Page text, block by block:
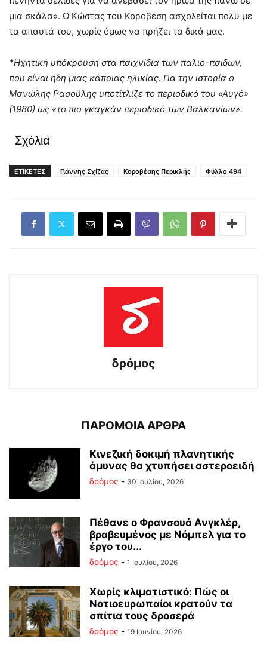
μια σκάλα». Ο Κώστας του Κοροβέση ασχολείται πολύ με
τα απαυτά του, χωρίς όμως να πρήζει τα δικά μας.
*Ηχητική υπόκρουση στα παιχνίδια των παλιο-παιδων,
που είναι ήδη μιας κάποιας ηλικίας. Για την ιστορία ο
Μανώλης Ρασούλης υποτίτλιζε το περιοδικό του «Αυγό»
(1980) ως «το πιο γκαγκάν περιοδικό των Βαλκανίων».
Σχόλια
ΕΤΙΚΕΤΕΣ Γιάννης Σχίζας Κοροβέσης Περικλής Φύλλο 494
δρόμος
ΠΑΡΟΜΟΙΑ ΑΡΘΡΑ
Κινεζική δοκιμή πλανητικής
άμυνας θα χτυπήσει αστεροειδή
δρόμος - 30 Ιουλίου, 2026
Πέθανε ο Φρανσουά Ανγκλέρ,
βραβευμένος με Νόμπελ για το
έργο του...
δρόμος - 1 Ιουλίου, 2026
Χωρίς κλιματιστικό: Πώς οι
Νοτιοευρωπαίοι κρατούν τα
σπίτια τους δροσερά
δρόμος - 19 Ιουνίου, 2026